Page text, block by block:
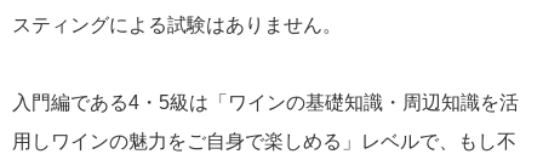
スティングによる試験はありません。
入門編である4・5級は「ワインの基礎知識・周辺知識を活
用しワインの魅力をご自身で楽しめる」レベルで、もし不